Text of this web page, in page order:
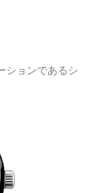
ションであるシ